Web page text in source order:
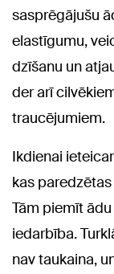
sasprēgājušu
elastīgumu,
dzīšanu un
der arī
traucējumiem.
Ikdienai
kas
Tām piemīt
iedarbība.
nav taukaina,